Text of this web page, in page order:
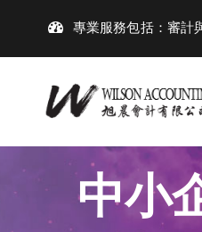
專業服務包括：審計
中小